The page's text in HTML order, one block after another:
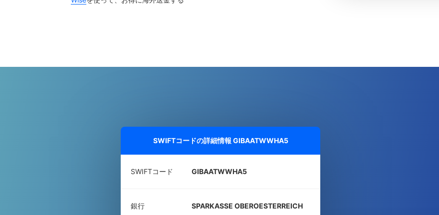
SWIFTコードの詳細情報 GIBAATWWHA5
SWIFTコード GIBAATWWHA5
銀行
SPARKASSE OBEROESTERREICH